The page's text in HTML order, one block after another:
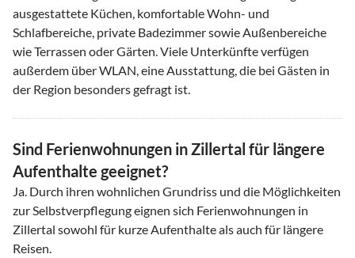
ausgestattete Küchen, komfortable Wohn- und
Schlafbereiche, private Badezimmer sowie Außenbereiche
wie Terrassen oder Gärten. Viele Unterkünfte verfügen
außerdem über WLAN, eine Ausstattung, die bei Gästen in
der Region besonders gefragt ist.
Sind Ferienwohnungen in Zillertal für längere
Aufenthalte geeignet?
Ja. Durch ihren wohnlichen Grundriss und die Möglichkeiten
zur Selbstverpflegung eignen sich Ferienwohnungen in
Zillertal sowohl für kurze Aufenthalte als auch für längere
Reisen.